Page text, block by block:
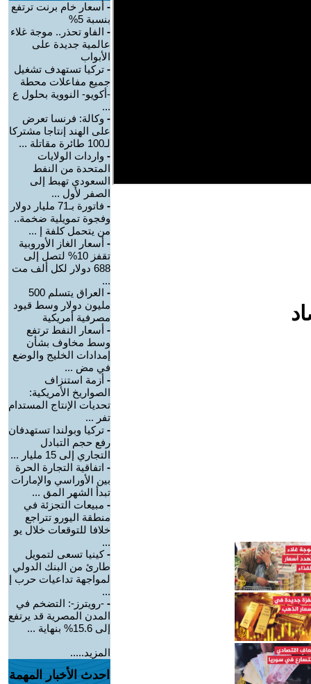
- أسعار خام برنت ترتفع
بنسبة 5%
- الفاو تحذر.. موجة غلاء
عالمية جديدة على
الأبواب
- تركيا تستهدف تشغيل
جميع مفاعلات محطة
-أكويو- النووية بحلول ع
...
- وكالة: فرنسا تعرض
على الهند إنتاجا مشتركا
لـ100 طائرة مقاتلة ...
- واردات الولايات
المتحدة من النفط
السعودي تهبط إلى
الصفر لأول ...
-
فاتورة بـ71 مليار دولار
وفجوة تمويلية ضخمة..
من يتحمل كلفة إ ...
- أسعار الغاز الأوروبية
تقفز 10% لتصل إلى
688 دولار لكل ألف مت
...
-
العراق يتسلم 500
مليون دولار وسط قيود
مصرفية أمريكية
- أسعار النفط ترتفع
وسط مخاوف بشأن
إمدادات الخليج والوضع
في مض ...
- أزمة استنزاف
الصواريخ الأمريكية:
تحديات الإنتاج المستدام
تفر ...
- تركيا وبولندا تستهدفان
رفع حجم التبادل
التجاري إلى 15 مليار ...
- اتفاقية التجارة الحرة
بين الأوراسي والإمارات
تبدأ الشهر المق ...
- مبيعات التجزئة في
منطقة اليورو تتراجع
خلافا للتوقعات خلال يو
...
-كينيا تسعى لتمويل
طارئ من البنك الدولي
لمواجهة تداعيات حرب إ
...
- -رويترز-: التضخم في
المدن المصرية قد يرتفع
إلى 15.6% بنهاية ...
المزيد.....
احدث الأخبار المهمة